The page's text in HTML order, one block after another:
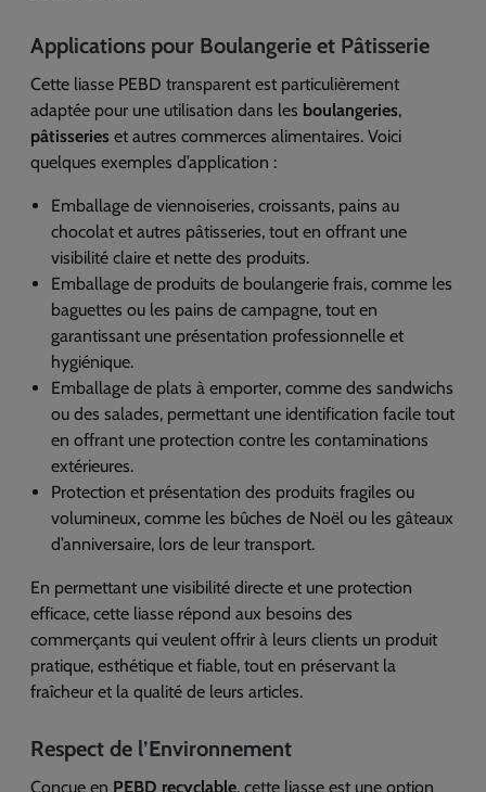
Applications pour Boulangerie et Pâtisserie
Cette liasse PEBD transparent est particulièrement
adaptée pour une utilisation dans les boulangeries,
pâtisseries et autres commerces alimentaires. Voici
quelques exemples d’application :
Emballage de viennoiseries, croissants, pains au
chocolat et autres pâtisseries, tout en offrant une
visibilité claire et nette des produits.
Emballage de produits de boulangerie frais, comme les
baguettes ou les pains de campagne, tout en
garantissant une présentation professionnelle et
hygiénique.
Emballage de plats à emporter, comme des sandwichs
ou des salades, permettant une identification facile tout
en offrant une protection contre les contaminations
extérieures.
Protection et présentation des produits fragiles ou
volumineux, comme les bûches de Noël ou les gâteaux
d’anniversaire, lors de leur transport.
En permettant une visibilité directe et une protection
efficace, cette liasse répond aux besoins des
commerçants qui veulent offrir à leurs clients un produit
pratique, esthétique et fiable, tout en préservant la
fraîcheur et la qualité de leurs articles.
Respect de l’Environnement
Conçue en PEBD recyclable, cette liasse est une option